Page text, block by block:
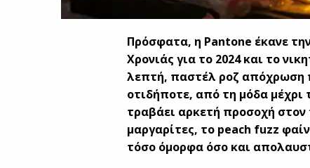
Πρόσφατα, η Pantone έκανε
Χρονιάς για το 2024 και το
λεπτή, παστέλ ροζ απόχρωση
οτιδήποτε, από τη μόδα
τραβάει αρκετή προσοχή στον
μαργαρίτες, το peach fuzz
τόσο όμορφα όσο και